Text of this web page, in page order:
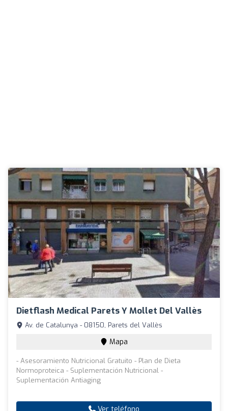
Dietflash Medical Parets Y Mollet Del Vallès
Av. de Catalunya - 08150, Parets del Vallès
Mapa
- Asesoramiento Nutricional Gratuito - Plan de Dieta
Normoproteica - Suplementación Nutricional -
Suplementación Antiaging